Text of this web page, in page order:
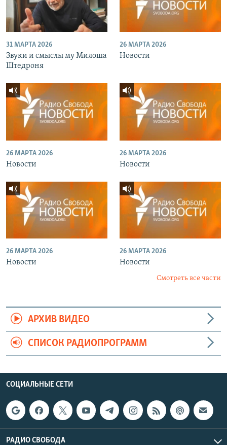
31 МАРТА 2026
Звуки и смыслы му Милоша
Штедроня
26 МАРТА 2026
Новости
26 МАРТА 2026
Новости
26 МАРТА 2026
Новости
26 МАРТА 2026
Новости
26 МАРТА 2026
Новости
Смотреть все части
АРХИВ ВИДЕО
СПИСОК РАДИОПРОГРАММ
СОЦИАЛЬНЫЕ СЕТИ
РАДИО СВОБОДА